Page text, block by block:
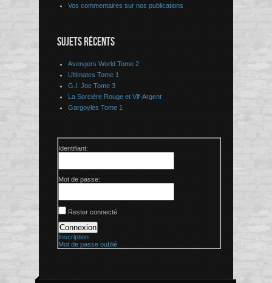
Vos commentaires sur nos publications
SUJETS RÉCENTS
Avengers World Tome 2
Ultimates Tome 1
G.I. Joe Tome 3
La Sorcière Rouge et Vif-Argent
Gargoyles Tome 1
Identifiant:
Mot de passe:
Rester connecté
Connexion
Inscription
Mot de passe oublié